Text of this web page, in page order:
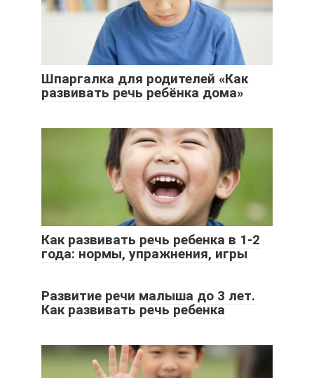
Шпаргалка для родителей «Как
развивать речь ребёнка дома»
Как развивать речь ребенка в 1-2
года: нормы, упражнения, игры
Развитие речи малыша до 3 лет.
Как развивать речь ребенка